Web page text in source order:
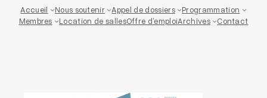
Accueil
Nous soutenir Appel de dossiers
Programmation
Membres
Location de sallesOffre d’emploiArchives Contact